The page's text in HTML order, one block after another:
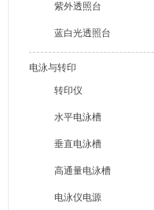
紫外透照台
蓝白光透照台
电泳与转印
转印仪
水平电泳槽
垂直电泳槽
高通量电泳槽
电泳仪电源